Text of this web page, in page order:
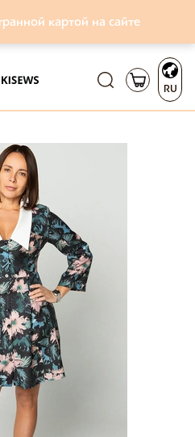
картой на сайте
RU